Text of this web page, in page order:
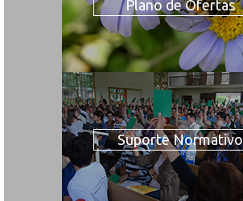
Plano de Ofertas
Suporte Normativo